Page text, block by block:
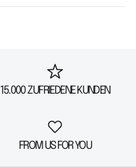
15.000 ZUFRIEDENE KUNDEN
FROM US FOR YOU